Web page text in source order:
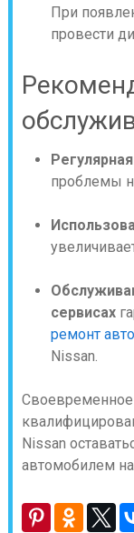
При
провести
проблемы
сервисах
ремонт авто
Nissan.
Своевременное
Nissan
автомобилем